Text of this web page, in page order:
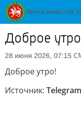
Доброе
28 июня 2026, 07:15
Доброе утро!
Источник: